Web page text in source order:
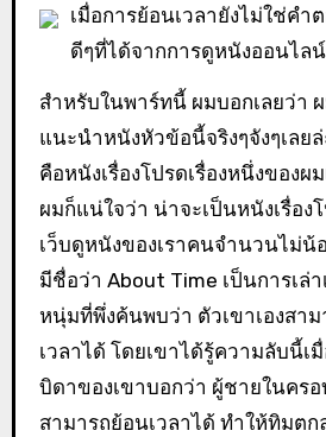
เมื่อการย้อนเวลายังไม่ใช่คำ
ดีๆที่ได้จากการดูหนังออนไลน์
สำหรับในพาร์ทนี้ ผมบอกเลยว่า
แนะนำหนังหัวข้อนี้จริงๆจังๆเลย
คือหนังเรื่องโปรดเรื่องหนึ่งของผ
ผมก็แน่ใจว่า น่าจะเป็นหนังเรื่อ
เว็บดูหนังของเราคนจำนวนไม่
มีชื่อว่า About Time เป็นการเล่า
หนุ่มที่พึ่งค้นพบว่า ตัวเขาเองสา
เวลาได้ โดยเขาได้รู้ความลับนี้เ
บิดาของเขาบอกว่า ผู้ชายในคร
สามารถย้อนเวลาได้ ทำให้ทิมตก